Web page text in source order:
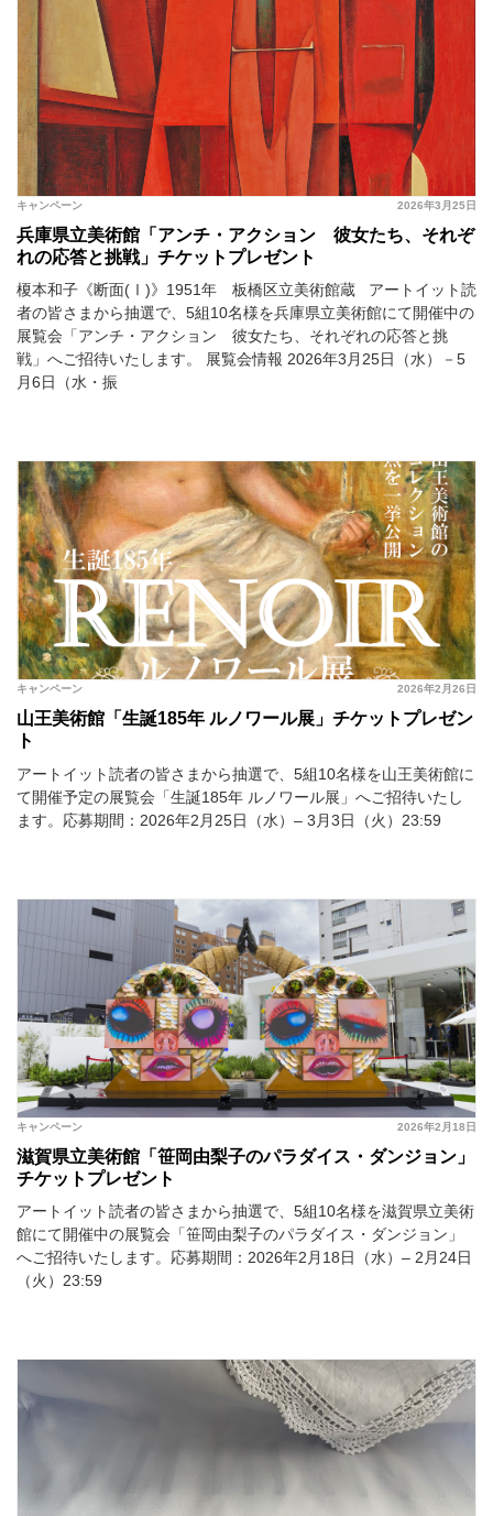
2026年3月25日
キャンペーン
兵庫県立美術館「アンチ・アクション 彼女たち、それぞ
れの応答と挑戦」チケットプレゼント
榎本和子《断面(Ⅰ)》1951年 板橋区立美術館蔵 アートイット読
者の皆さまから抽選で、5組10名様を兵庫県立美術館にて開催中の
展覧会「アンチ・アクション 彼女たち、それぞれの応答と挑
戦」へご招待いたします。 展覧会情報 2026年3⽉25⽇（水）－5
⽉6⽇（水・振
2026年2月26日
キャンペーン
山王美術館「生誕185年 ルノワール展」チケットプレゼン
ト
アートイット読者の皆さまから抽選で、5組10名様を山王美術館に
て開催予定の展覧会「生誕185年 ルノワール展」へご招待いたし
ます。応募期間：2026年2月25日（水）– 3月3日（火）23:59
2026年2月18日
キャンペーン
滋賀県立美術館「笹岡由梨子のパラダイス・ダンジョン」
チケットプレゼント
アートイット読者の皆さまから抽選で、5組10名様を滋賀県立美術
館にて開催中の展覧会「笹岡由梨子のパラダイス・ダンジョン」
へご招待いたします。応募期間：2026年2月18日（水）– 2月24日
（火）23:59